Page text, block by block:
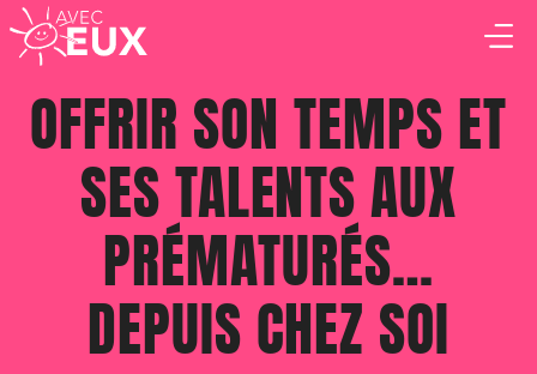
BÉNÉVOLE
ASSOCIATION
QUI SOMMES-NOUS ?
OFFRIR SON TEMPS ET
SES TALENTS AUX
PRÉMATURÉS…
DEPUIS CHEZ SOI